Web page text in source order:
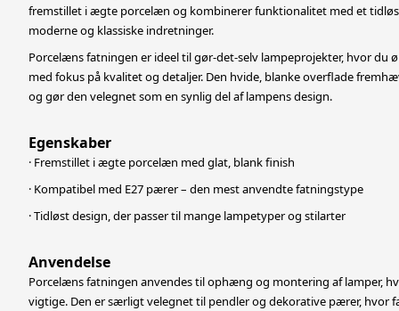
fremstillet i ægte porcelæn og kombinerer funktionalitet med et
moderne og klassiske indretninger.
Porcelæns fatningen er ideel til gør-det-selv lampeprojekter, hvor du
med fokus på kvalitet og detaljer. Den hvide, blanke overflade
og gør den velegnet som en synlig del af lampens design.
Egenskaber
· Fremstillet i ægte porcelæn med glat, blank finish
· Kompatibel med E27 pærer – den mest anvendte fatningstype
· Tidløst design, der passer til mange lampetyper og stilarter
Anvendelse
Porcelæns fatningen anvendes til ophæng og montering af lamper,
vigtige. Den er særligt velegnet til pendler og dekorative pærer, hvor